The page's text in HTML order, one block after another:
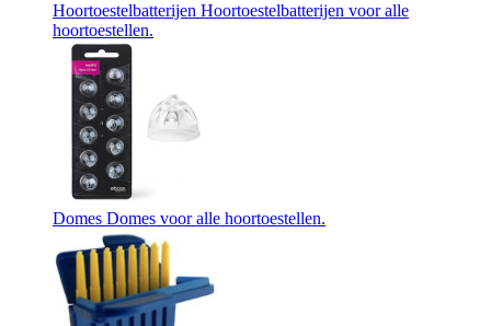
Hoortoestelbatterijen Hoortoestelbatterijen voor alle
hoortoestellen.
Domes Domes voor alle hoortoestellen.